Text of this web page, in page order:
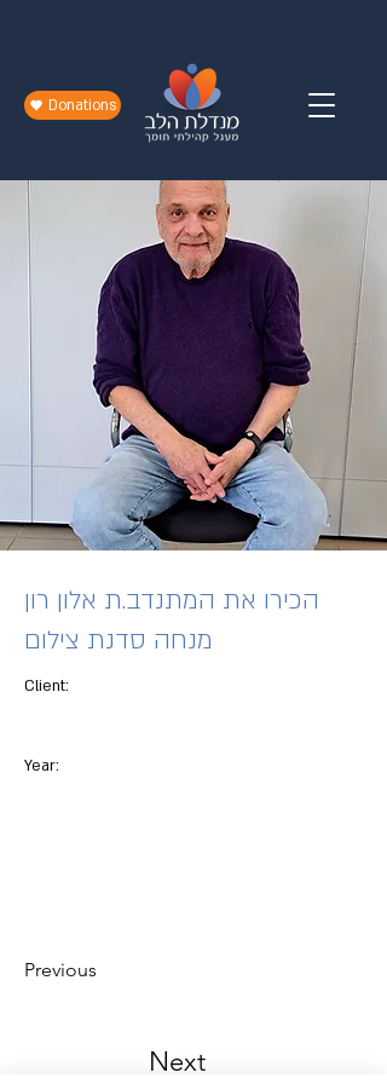
Donations
הכירו את המתנדב.ת אלון רון
מנחה סדנת צילום
Client:
Year:
Previous
Next